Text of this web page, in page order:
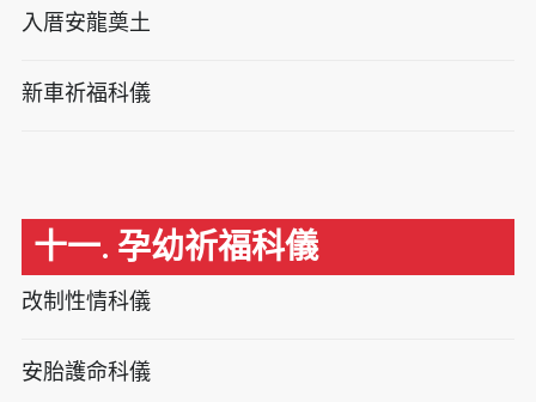
入厝安龍奠土
新車祈福科儀
十一. 孕幼祈福科儀
改制性情科儀
安胎護命科儀